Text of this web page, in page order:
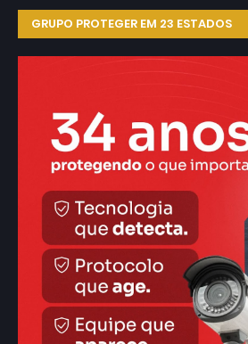
GRUPO PROTEGER EM 23 ESTADOS